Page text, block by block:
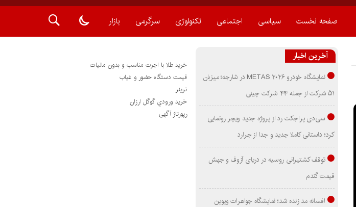
صفحه نخست سیاسی اجتماعی تکنولوژی سرگرمی بازار
آخرین اخبار
نمایشگاه خودرو METAS ۲۰۲۶ در شارجه؛ میزبان
۵۱ شرکت از جمله ۴۴ شرکت چینی
سی‌دی پراجکت رد از پروژه جدید ویچر رونمایی
کرد؛ داستانی کاملا جدید و جدا از جرارد
توقف کشتیرانی روسیه در دریای آزوف و جهش
قیمت گندم
افسانه مد زنده شد؛ نمایشگاه جواهرات ویوین
خرید طلا با اجرت مناسب و بدون مالیات
قیمت دستگاه حضور و غیاب
ترينر
خريد ورودي گوگل ارزان
رپورتاژ آگهی